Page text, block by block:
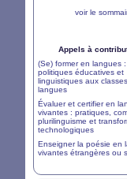
voir le
Appels à
(Se) former en langues
politiques éducatives et
linguistiques aux
langues
Évaluer et certifier en
vivantes : pratiques,
plurilinguisme et
technologiques
Enseigner la poésie en
vivantes étrangères ou